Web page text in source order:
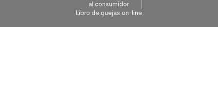
al consumidor
Libro de quejas on-line